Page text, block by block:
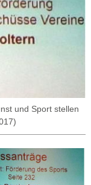
und Sport stellen